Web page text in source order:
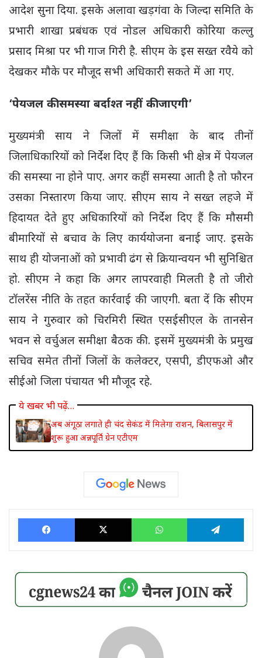
आदेश सुना दिया. इसके अलावा खड़गंवा के जिल्दा समिति के
प्रभारी शाखा प्रबंधक एवं नोडल अधिकारी कोरिया कल्लु
प्रसाद मिश्रा पर भी गाज गिरी है. सीएम के इस सख्त रवैये को
देखकर मौके पर मौजूद सभी अधिकारी सकते में आ गए.
‘पेयजल की समस्या बर्दाश्त नहीं की जाएगी’
मुख्यमंत्री साय ने जिलों में समीक्षा के बाद तीनों
जिलाधिकारियों को निर्देश दिए हैं कि किसी भी क्षेत्र में पेयजल
की समस्या ना होने पाए. अगर कहीं समस्या आती है तो फौरन
उसका निस्तारण किया जाए. सीएम साय ने सख्त लहजे में
हिदायत देते हुए अधिकारियों को निर्देश दिए हैं कि मौसमी
बीमारियों से बचाव के लिए कार्ययोजना बनाई जाए. इसके
साथ ही योजनाओं को प्रभावी ढंग से क्रियान्वयन भी सुनिश्चित
हो. सीएम ने कहा कि अगर लापरवाही मिलती है तो जीरो
टॉलरेंस नीति के तहत कार्रवाई की जाएगी. बता दें कि सीएम
साय ने गुरुवार को चिरमिरी स्थित एसईसीएल के तानसेन
भवन से वर्चुअल समीक्षा बैठक की. इसमें मुख्यमंत्री के प्रमुख
सचिव समेत तीनों जिलों के कलेक्टर, एसपी, डीएफओ और
सीईओ जिला पंचायत भी मौजूद रहे.
ये खबर भी पढ़ें…
अब अंगूठा लगाते ही चंद सेकंड में मिलेगा राशन, बिलासपुर में
शुरू हुआ अन्नपूर्ति ग्रेन एटीएम
Facebook X WhatsApp